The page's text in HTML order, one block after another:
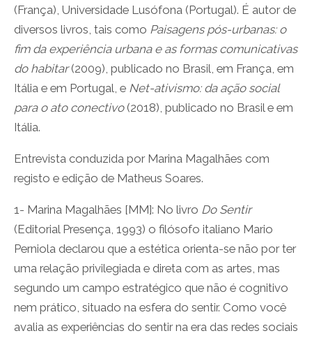
(França), Universidade Lusófona (Portugal). É autor de
diversos livros, tais como Paisagens pós-urbanas: o
fim da experiência urbana e as formas comunicativas
do habitar(2009), publicado no Brasil, em França, em
Itália e em Portugal, e Net-ativismo: da ação social
para o ato conectivo(2018), publicado no Brasil e em
Itália.
Entrevista conduzida por Marina Magalhães com
registo e edição de Matheus Soares.
1- Marina Magalhães [MM]: No livro Do Sentir
(Editorial Presença, 1993) o filósofo italiano Mario
Perniola declarou que a estética orienta-se não por ter
uma relação privilegiada e direta com as artes, mas
segundo um campo estratégico que não é cognitivo
nem prático, situado na esfera do sentir. Como você
avalia as experiências do sentir na era das redes sociais